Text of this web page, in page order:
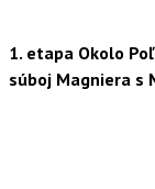
1. etapa Okolo
súboj Magniera s